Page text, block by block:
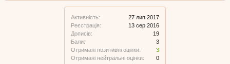
Активність:
27 лип 2017
Реєстрація:
13 сер 2016
Дописів:
19
Бали:
3
Отримані позитивні оцінки:
3
Отримані нейтральні оцінки:
0